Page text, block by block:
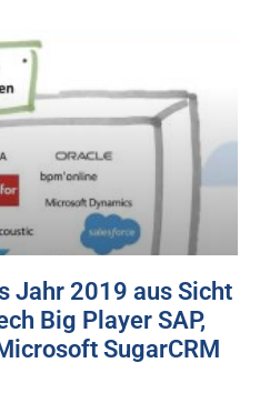
Jahr 2019 aus Sicht
Big Player SAP,
SugarCRM